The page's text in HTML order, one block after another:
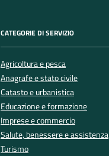
CATEGORIE DI SERVIZIO
Agricoltura e pesca
Anagrafe e stato civile
Catasto e urbanistica
Educazione e formazione
Imprese e commercio
Salute, benessere e assistenza
Turismo